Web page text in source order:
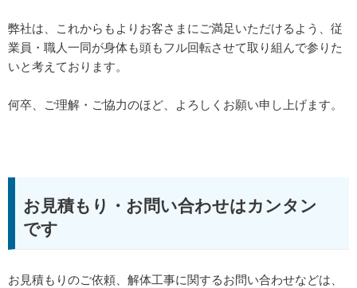
弊社は、これからもよりお客さまにご満足いただけるよう、従
業員・職人一同が身体も頭もフル回転させて取り組んで参りた
いと考えております。
何卒、ご理解・ご協力のほど、よろしくお願い申し上げます。
お見積もり・お問い合わせはカンタン
です
お見積もりのご依頼、解体工事に関するお問い合わせなどは、